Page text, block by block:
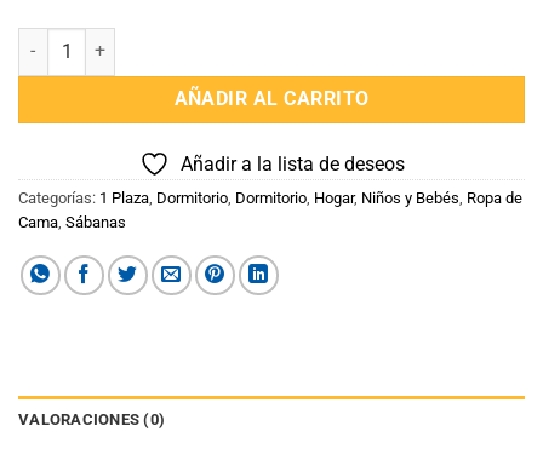
Juego De Sabanas Spiderman 1 Plaza cantidad
AÑADIR AL CARRITO
Añadir a la lista de deseos
Categorías: 1 Plaza Dormitorio Dormitorio Hogar, Niños y Bebés Ropa de
Cama Sábanas
VALORACIONES (0)